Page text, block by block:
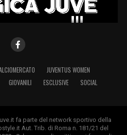
JUVENTUS WOMEN
GIOVANILI ESCLUSIVE SOCIAL
fa parte del network sportivo della
Aut. Trib. di Roma n. 181/21 del